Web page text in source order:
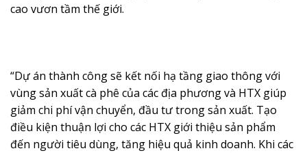
cao vươn tầm thế giới.
“Dự án thành công sẽ kết nối hạ tầng giao thông với
vùng sản xuất cà phê của các địa phương và HTX giúp
giảm chi phí vận chuyển, đầu tư trong sản xuất. Tạo
điều kiện thuận lợi cho các HTX giới thiệu sản phẩm
đến người tiêu dùng, tăng hiệu quả kinh doanh. Khi các